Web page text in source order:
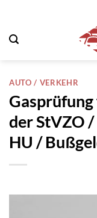
springen
AUTO / VERKEHR
der StVZO
HU /